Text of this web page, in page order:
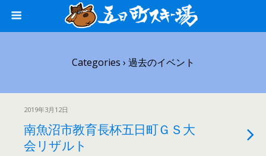
Categories › 過去のイベント
2019年3月12日
南魚沼市教育長杯五日町ＧＳ大
会リザルト